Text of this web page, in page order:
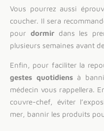
Vous pourrez aussi
coucher. Il sera
pour dormirdans les
plusieurs semaines avant
Enfin, pour faciliter la
gestes quotidiensà
médecin vous rappellera.
couvre-chef, éviter
mer, bannir les produits